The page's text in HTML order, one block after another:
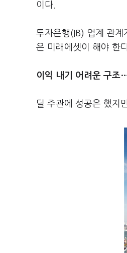
이다.
투자은행(IB) 업계 관계
은 미래에셋이 해야 한
이익 내기 어려운 구조
딜 주관에 성공은 했지